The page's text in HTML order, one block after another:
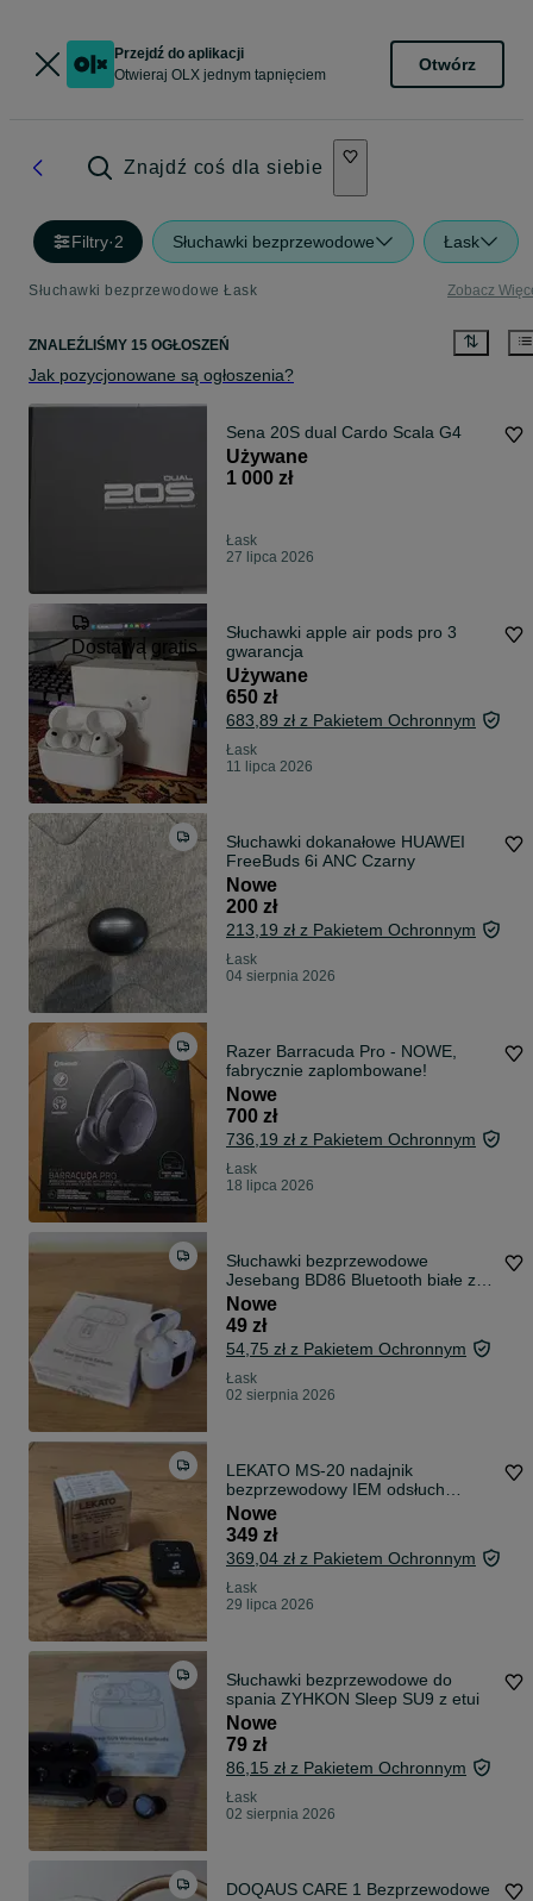
Przejdź do aplikacji
Otwieraj OLX jednym tapnięciem
Otwórz
Znajdź coś dla siebie
Filtry·2 Słuchawki bezprzewodowe Łask
Słuchawki bezprzewodowe Łask Zobacz
ZNALEŹLIŚMY 15 OGŁOSZEŃ
Jak pozycjonowane są ogłoszenia?
Sena 20S dual Cardo Scala G4
Używane
1 000 zł
Łask
27 lipca 2026
Dostawa gratis
Słuchawki apple air pods pro 3
gwarancja
Używane
650 zł
683,89 zł z Pakietem Ochronnym
Łask
11 lipca 2026
Słuchawki dokanałowe HUAWEI
FreeBuds 6i ANC Czarny
Nowe
200 zł
213,19 zł z Pakietem Ochronnym
Łask
04 sierpnia 2026
Razer Barracuda Pro - NOWE,
fabrycznie zaplombowane!
Nowe
700 zł
736,19 zł z Pakietem Ochronnym
Łask
18 lipca 2026
Słuchawki bezprzewodowe
Jesebang BD86 Bluetooth białe z
etui
Nowe
49 zł
54,75 zł z Pakietem Ochronnym
Łask
02 sierpnia 2026
LEKATO MS-20 nadajnik
bezprzewodowy IEM odsłuch
douszny
Nowe
349 zł
369,04 zł z Pakietem Ochronnym
Łask
29 lipca 2026
Słuchawki bezprzewodowe do
spania ZYHKON Sleep SU9 z etui
Nowe
79 zł
86,15 zł z Pakietem Ochronnym
Łask
02 sierpnia 2026
DOQAUS CARE 1 Bezprzewodowe